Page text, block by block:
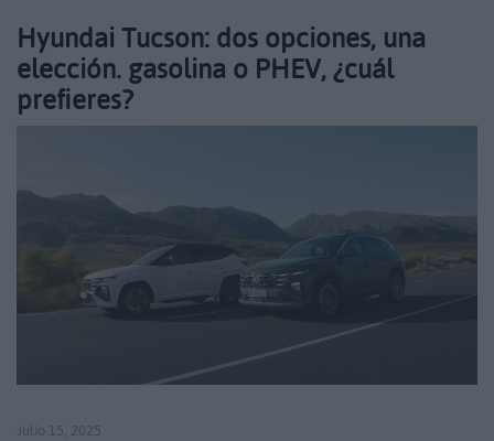
Hyundai Tucson: dos opciones, una
elección. gasolina o PHEV, ¿cuál
prefieres?
Julio 15, 2025